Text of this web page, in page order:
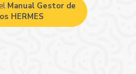
Manual Gestor de
HERMES